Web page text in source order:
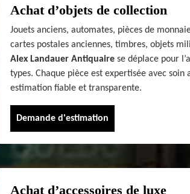
Achat d’objets de collection
Jouets anciens, automates, pièces de
cartes postales anciennes, timbres, objets
Alex Landauer Antiquaire se déplace pour
types. Chaque pièce est expertisée avec soin
estimation fiable et transparente.
Demande d'estimation
Achat d’accessoires de luxe